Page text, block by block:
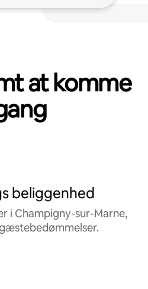
at komme
beliggenhed
i Champigny-sur-Marne,